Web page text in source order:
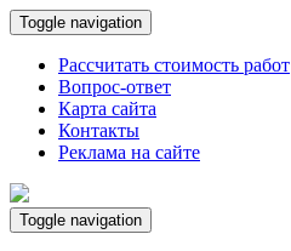
Toggle navigation
Рассчитать стоимость работ
Вопрос-ответ
Карта сайта
Контакты
Реклама на сайте
Toggle navigation